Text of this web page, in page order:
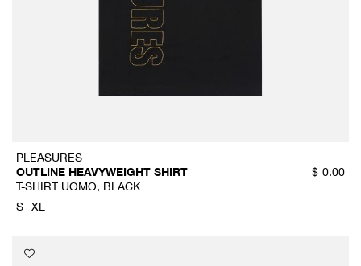
PLEASURES
OUTLINE HEAVYWEIGHT SHIRT
T-SHIRT UOMO, BLACK
$ 0.00
S XL